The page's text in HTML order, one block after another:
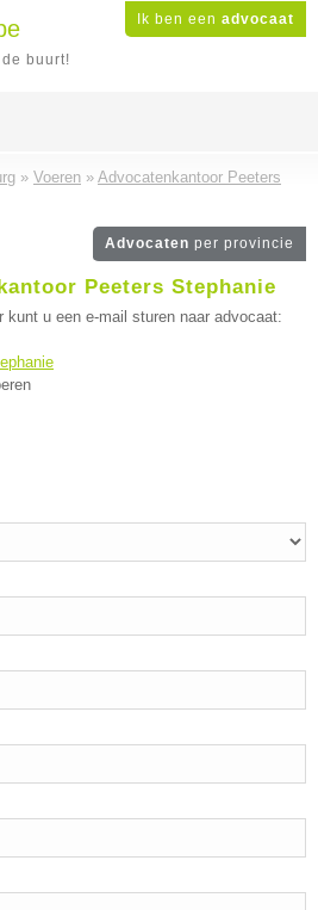
Ik ben een advocaat
buurt!
» Voeren » Advocatenkantoor Peeters
Advocaten per provincie
Peeters Stephanie
kunt u een e-mail sturen naar advocaat: